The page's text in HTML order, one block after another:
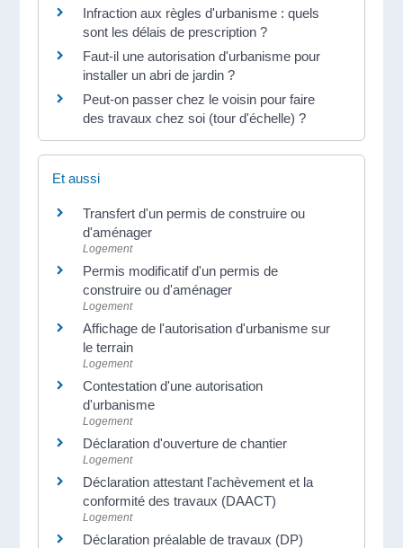
Infraction aux règles d'urbanisme : quels
sont les délais de prescription ?
Faut-il une autorisation d'urbanisme pour
installer un abri de jardin ?
Peut-on passer chez le voisin pour faire
des travaux chez soi (tour d'échelle) ?
Et aussi
Transfert d'un permis de construire ou
d'aménager
Logement
Permis modificatif d'un permis de
construire ou d'aménager
Logement
Affichage de l'autorisation d'urbanisme sur
le terrain
Logement
Contestation d'une autorisation
d'urbanisme
Logement
Déclaration d'ouverture de chantier
Logement
Déclaration attestant l'achèvement et la
conformité des travaux (DAACT)
Logement
Déclaration préalable de travaux (DP)